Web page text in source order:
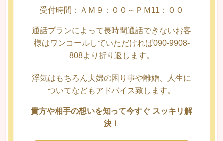
受付時間：ＡＭ９：００～ＰＭ11：００
通話プランによって長時間通話できないお客
様はワンコールしていただければ090-9908-
808より折り返します。
浮気はもちろん夫婦の困り事や離婚、人生に
ついてなどもアドバイス致します。
貴方や相手の想いを知って今すぐ スッキリ解
決！